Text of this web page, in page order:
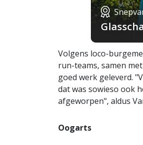
Volgens loco-
run-teams, samen
goed werk geleverd.
dat was sowieso ook
afgeworpen", aldus
Oogarts